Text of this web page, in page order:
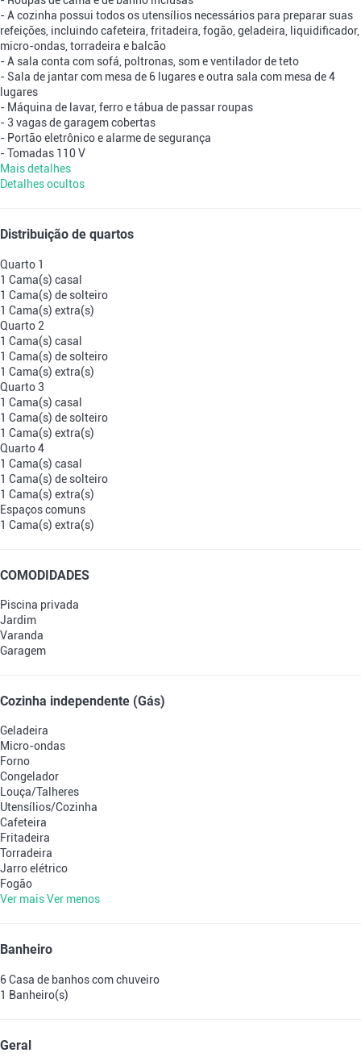
- A cozinha possui todos os utensílios necessários para preparar suas
refeições, incluindo cafeteira, fritadeira, fogão, geladeira, liquidificador,
micro-ondas, torradeira e balcão
- A sala conta com sofá, poltronas, som e ventilador de teto
- Sala de jantar com mesa de 6 lugares e outra sala com mesa de 4
lugares
- Máquina de lavar, ferro e tábua de passar roupas
- 3 vagas de garagem cobertas
- Portão eletrônico e alarme de segurança
- Tomadas 110 V
Mais detalhes
Detalhes ocultos
Distribuição de quartos
Quarto 1
1 Cama(s) casal
1 Cama(s) de solteiro
1 Cama(s) extra(s)
Quarto 2
1 Cama(s) casal
1 Cama(s) de solteiro
1 Cama(s) extra(s)
Quarto 3
1 Cama(s) casal
1 Cama(s) de solteiro
1 Cama(s) extra(s)
Quarto 4
1 Cama(s) casal
1 Cama(s) de solteiro
1 Cama(s) extra(s)
Espaços comuns
1 Cama(s) extra(s)
COMODIDADES
Piscina privada
Jardim
Varanda
Garagem
Cozinha independente (Gás)
Geladeira
Micro-ondas
Forno
Congelador
Louça/Talheres
Utensílios/Cozinha
Cafeteira
Fritadeira
Torradeira
Jarro elétrico
Fogão
Ver maisVer menos
Banheiro
6 Casa de banhos com chuveiro
1 Banheiro(s)
Geral